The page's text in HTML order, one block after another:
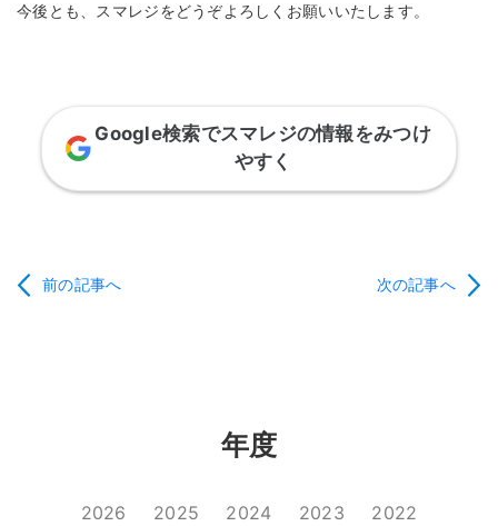
今後とも、スマレジをどうぞよろしくお願いいたします。
Google検索でスマレジの情報をみつけ
やすく
前の記事へ 次の記事へ
年度
2026 2025 2024 2023 2022